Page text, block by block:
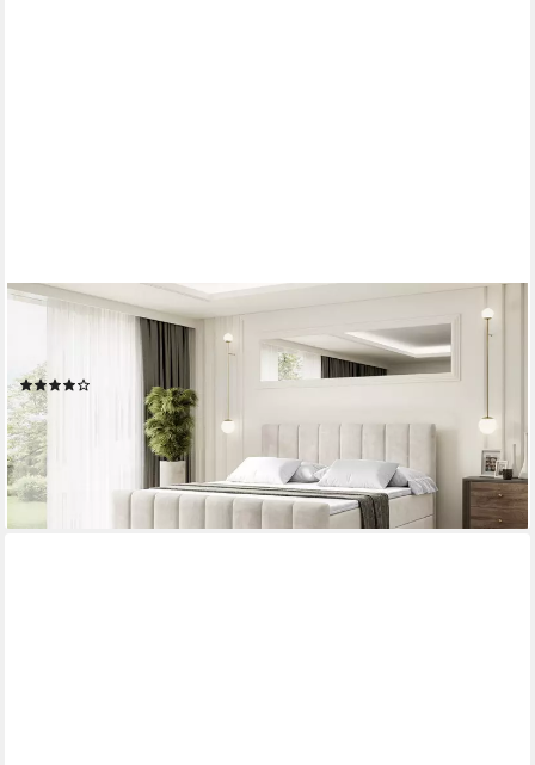
ALTDECOR
Boxbett OTTA-Z (Multipocket-Matratze H4, H3 Matratze
Bonellfederung, Topper, Kopfteil), Doppelbett mit Fußteil
ab 859,90 € UVP1.119,00 €
-23%
lieferbar in 3 Wochen
+3